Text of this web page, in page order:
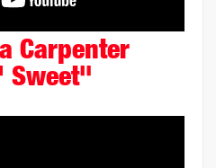
Carpenter
Sweet"